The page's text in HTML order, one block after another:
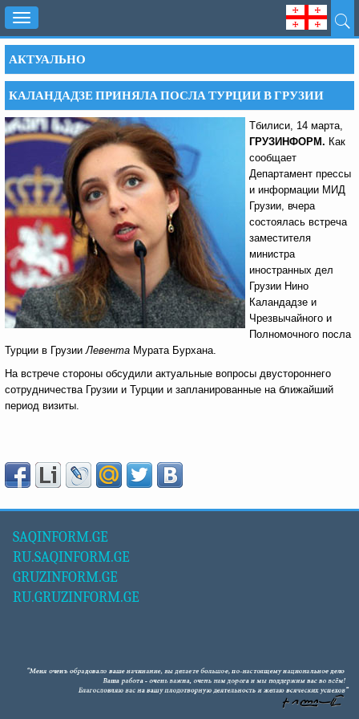
Toggle
navigation
АКТУАЛЬНО
КАЛАНДАДЗЕ ПРИНЯЛА ПОСЛА ТУРЦИИ В ГРУЗИИ
Тбилиси, 14 марта,
ГРУЗИНФОРМ. Как
сообщает
Департамент прессы
и информации МИД
Грузии, вчера
состоялась встреча
заместителя
министра
иностранных дел
Грузии Нино
Каландадзе и
Чрезвычайного и
Полномочного посла
Турции в Грузии Левента Мурата Бурхана.
На встрече стороны обсудили актуальные вопросы двустороннего
сотрудничества Грузии и Турции и запланированные на ближайший
период визиты.
SAQINFORM.GE
RU.SAQINFORM.GE
GRUZINFORM.GE
RU.GRUZINFORM.GE